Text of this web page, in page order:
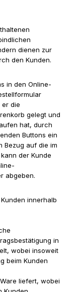
dienen zur
den Kunden.
in den Online-
er die
gelegt und
hat, durch
Buttons ein
Bezug auf die im
der Kunde
abgeben.
innerhalb
in
wobei insoweit
beim Kunden
liefert, wobei